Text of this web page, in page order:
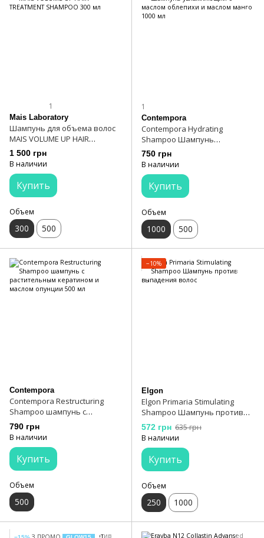
1
Mais Laboratory
Шампунь для объема волос
MAIS VOLUME UP HAIR
TREATMENT SHAMPOO 300 мл
1 500 грн
В наличии
Купить
Объем
300 500
1
Contempora
Contempora Hydrating
Shampoo Шампунь
увлажняющий с маслом
облепихи и маслом манго
750 грн
В наличии
Купить
Объем
1000 500
Contempora
Contempora Restructuring
Shampoo шампунь с
растительным кератином и
маслом опунции 500 мл
790 грн
В наличии
Купить
Объем
500
−10%
Elgon
Elgon Primaria Stimulating
Shampoo Шампунь против
выпадения волос
572 грн 635 грн
В наличии
Купить
Объем
250 1000